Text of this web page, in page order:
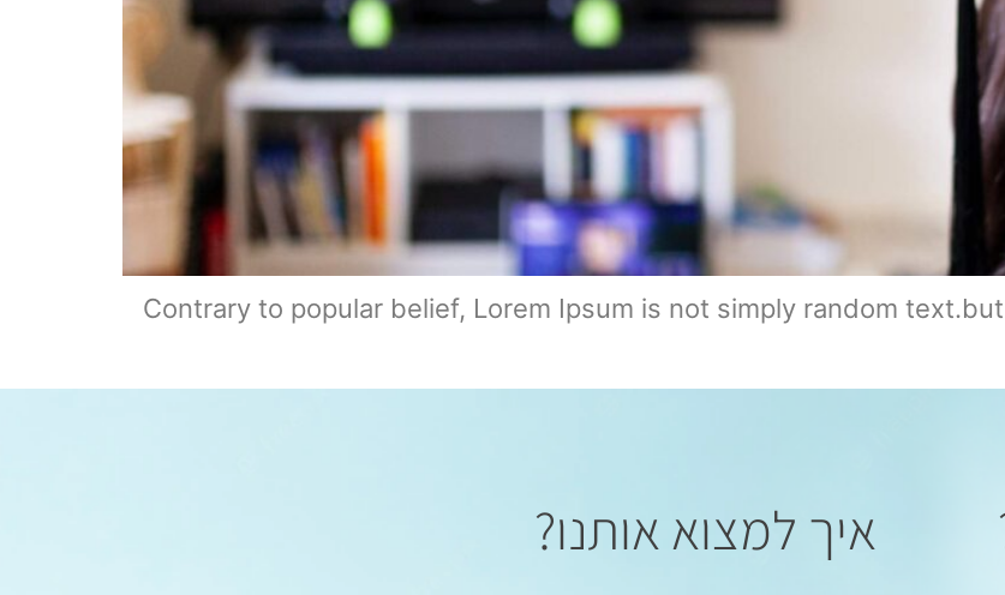
Contrary to popular belief, Lorem Ipsum is not simply random
איך למצוא אותנו?